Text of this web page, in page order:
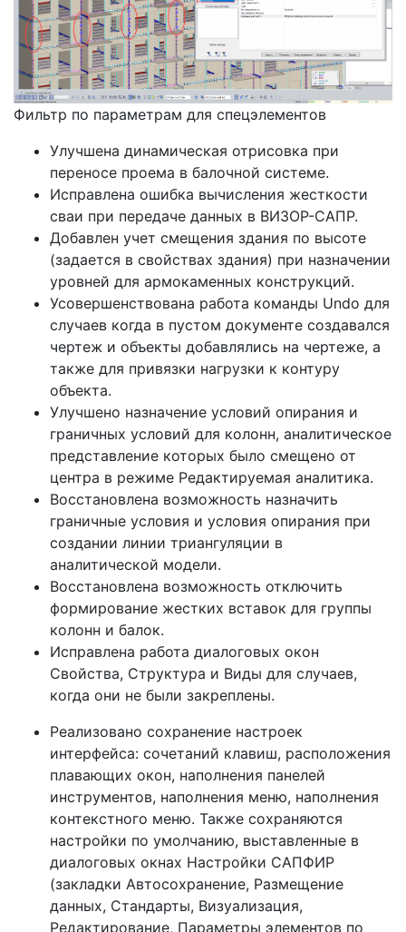
Фильтр по параметрам для спецэлементов
Улучшена динамическая отрисовка при
переносе проема в балочной системе.
Исправлена ошибка вычисления жесткости
сваи при передаче данных в ВИЗОР-САПР.
Добавлен учет смещения здания по высоте
(задается в свойствах здания) при назначении
уровней для армокаменных конструкций.
Усовершенствована работа команды Undo для
случаев когда в пустом документе создавался
чертеж и объекты добавлялись на чертеже, а
также для привязки нагрузки к контуру
объекта.
Улучшено назначение условий опирания и
граничных условий для колонн, аналитическое
представление которых было смещено от
центра в режиме Редактируемая аналитика.
Восстановлена возможность назначить
граничные условия и условия опирания при
создании линии триангуляции в
аналитической модели.
Восстановлена возможность отключить
формирование жестких вставок для группы
колонн и балок.
Исправлена работа диалоговых окон
Свойства, Структура и Виды для случаев,
когда они не были закреплены.
Реализовано сохранение настроек
интерфейса: сочетаний клавиш, расположения
плавающих окон, наполнения панелей
инструментов, наполнения меню, наполнения
контекстного меню. Также сохраняются
настройки по умолчанию, выставленные в
диалоговых окнах Настройки САПФИР
(закладки Автосохранение, Размещение
данных, Стандарты, Визуализация,
Редактирование, Параметры элементов по